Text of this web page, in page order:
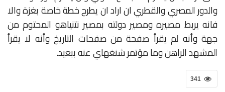
والدور المصري والقطري ان اراد ان يطرح خطة خاصة بغزة والا
فانه يربط مصيره ومصير دولته بمصير نتنياهو المحتوم من
جهة وأنه لم يقرأ صفحة من صفحات التاريخ وأنه لا يقرأ
المشهد الراهن وما مؤتمر شنغهاي عنه ببعيد.
341